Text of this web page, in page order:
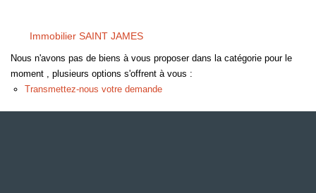
CONTACT
Immobilier SAINT JAMES
Nous n'avons pas de biens à vous proposer dans la catégorie pour le
moment , plusieurs options s'offrent à vous :
Transmettez-nous votre demande